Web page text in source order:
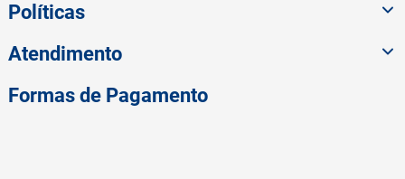
Políticas
Atendimento
Formas de Pagamento